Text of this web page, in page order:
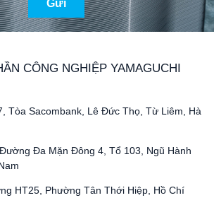
Gửi
CÔNG NGHIỆP YAMAGUCHI
Tòa Sacombank, Lê Đức Thọ, Từ Liêm, Hà
Đa Mặn Đông 4, Tổ 103, Ngũ Hành
HT25, Phường Tân Thới Hiệp, Hồ Chí